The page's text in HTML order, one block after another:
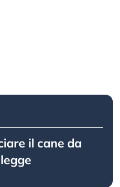
il cane da